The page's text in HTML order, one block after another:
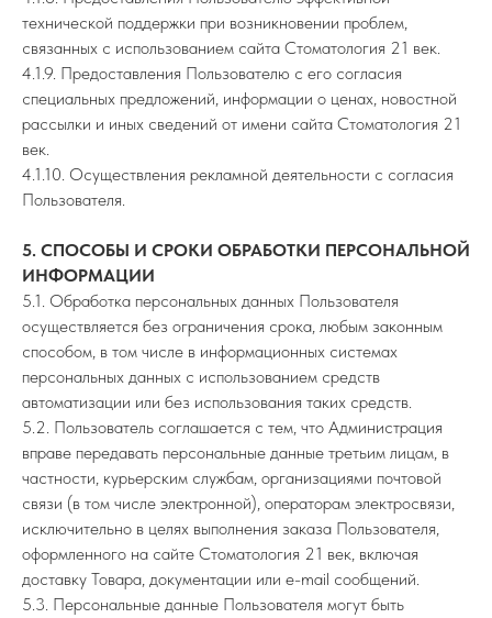
технической поддержки при возникновении проблем,
связанных с использованием сайта Стоматология 21 век.
4.1.9. Предоставления Пользователю с его согласия
специальных предложений, информации о ценах, новостной
рассылки и иных сведений от имени сайта Стоматология 21
век.
4.1.10. Осуществления рекламной деятельности с согласия
Пользователя.
5. СПОСОБЫ И СРОКИ ОБРАБОТКИ ПЕРСОНАЛЬНОЙ
ИНФОРМАЦИИ
5.1. Обработка персональных данных Пользователя
осуществляется без ограничения срока, любым законным
способом, в том числе в информационных системах
персональных данных с использованием средств
автоматизации или без использования таких средств.
5.2. Пользователь соглашается с тем, что Администрация
вправе передавать персональные данные третьим лицам, в
частности, курьерским службам, организациями почтовой
связи (в том числе электронной), операторам электросвязи,
исключительно в целях выполнения заказа Пользователя,
оформленного на сайте Стоматология 21 век, включая
доставку Товара, документации или e-mail сообщений.
5.3. Персональные данные Пользователя могут быть